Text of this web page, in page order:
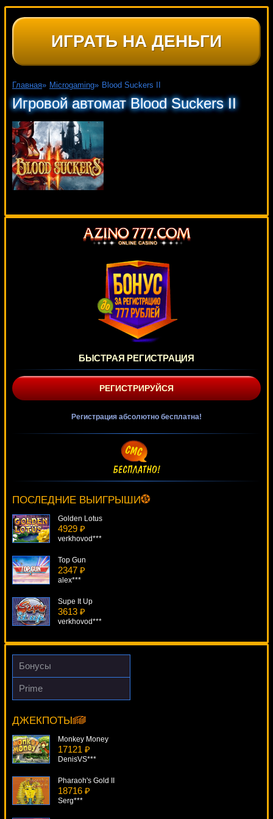
ИГРАТЬ НА ДЕНЬГИ
Главная» Microgaming» Blood Suckers II
Игровой автомат Blood Suckers II
БЫСТРАЯ РЕГИСТРАЦИЯ
РЕГИСТРИРУЙСЯ
Регистрация абсолютно бесплатна!
ПОСЛЕДНИЕ ВЫИГРЫШИ
SmileLow***
Golden Lotus
4929 ₽
verkhovod***
Top Gun
2347 ₽
alex***
Supe It Up
3613 ₽
verkhovod***
Steam Punk Heroes
2307 ₽
Queen Of Hearts
2309 ₽
Egoistik***
Бонусы
Prime
ДЖЕКПОТЫ
Beach
Egoistik***
Monkey Money
17121 ₽
DenisVS***
Pharaoh's Gold II
18716 ₽
Serg***